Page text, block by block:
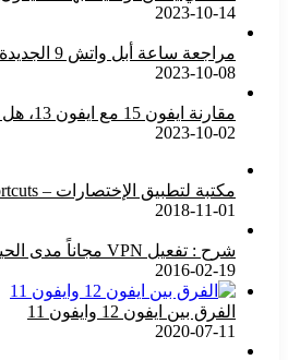
2023-10-14
مراجعة ساعة أبل واتش 9 الجديدة
2023-10-08
مقارنة ايفون 15 مع ايفون 13، هل يجب عليك تغيير هاتفك؟
2023-10-02
مكتبة لتطبيق الإختصارات – Shortcuts مع الشرح
2018-11-01
شرح : تفعيل VPN مجاناً مدى الحياة – بدون تطبيقات
2016-02-19
الفرق بين ايفون 12 وايفون 11
2020-07-11